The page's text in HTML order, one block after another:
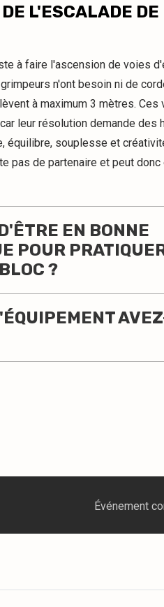
L'ESCALADE DE
à faire l'ascension de voies
n'ont besoin ni de
à maximum 3 mètres. Ces
leur résolution demande des
équilibre, souplesse et
pas de partenaire et peut
EN BONNE
POUR
?
Clinique